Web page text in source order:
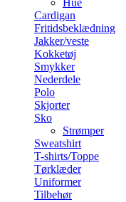
Hue
Cardigan
Fritidsbeklædning
Jakker/veste
Kokketøj
Smykker
Nederdele
Polo
Skjorter
Sko
Strømper
Sweatshirt
T-shirts/Toppe
Tørklæder
Uniformer
Tilbehør